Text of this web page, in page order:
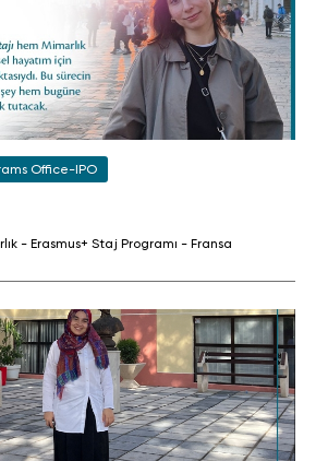
Office-IPO
- Erasmus+ Staj Programı - Fransa